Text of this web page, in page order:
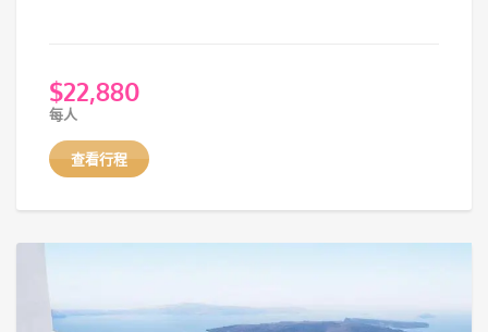
$22,880
每人
查看行程